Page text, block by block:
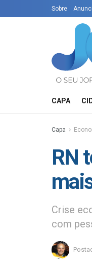
Sobre
CAPA
Capa
RN
Crise
com